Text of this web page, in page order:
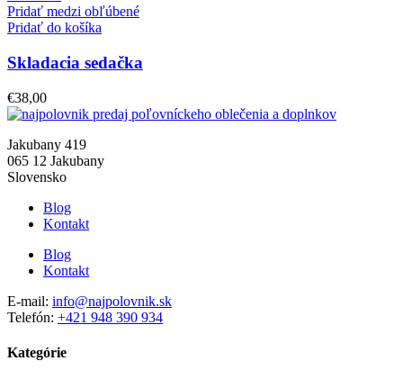
Pridať medzi obľúbené
Pridať do košíka
Skladacia sedačka
€38,00
Jakubany 419
065 12 Jakubany
Slovensko
Blog
Kontakt
Blog
Kontakt
E-mail: info@najpolovnik.sk
Telefón: +421 948 390 934
Kategórie